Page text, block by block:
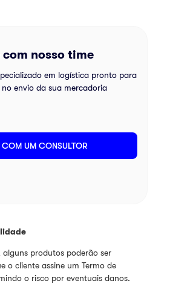
com nosso time
em logística pronto para
envio da sua mercadoria
COM UM CONSULTOR
alguns produtos poderão ser
o cliente assine um Termo de
o risco por eventuais danos.